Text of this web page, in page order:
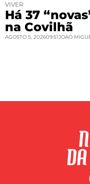
VIVER
Há 37
na Covilhã
AGOSTO 5, 202609:51JOAO